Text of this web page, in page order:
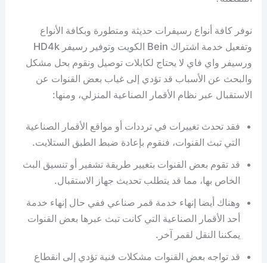
نوفر كافة أنواع رسيفرات حديثة ومتطورة وبكافة الأنواع
وتفعيل خدمة اشتراك Bein الكويت وتوفير رسيفر HD4k
ورسيفر واي فاي لا يحتاج لكابلات توصيل ونقوم بحل مشكل
والبحث عن الأسباب قد تؤدي إلى غياب بعض القنوات عن
الاستقبال عبر نظام الأقمار الصناعية المنزلي، ومنها:
فقد تحدث تغييرات في ترددات أو مواقع الأقمار الصناعية
التي تبث القنوات، فنقوم بإعادة ضبط الطبق الستلايت.
قد تقوم بعض القنوات بتغيير طريقة تشفير أو تنسيق البث
الخاص بها، مما قد يتطلب تحديث جهاز الاستقبال.
وهناك أيضا إنهاء خدمة قمر صناعي ففي حال إنهاء خدمة
أحد الأقمار الصناعية التي كانت تبث عبرها بعض القنوات
يمكننا النقل لقمر آخر.
قد تواجه بعض القنوات مشكلات فنية تؤدي إلى انقطاع